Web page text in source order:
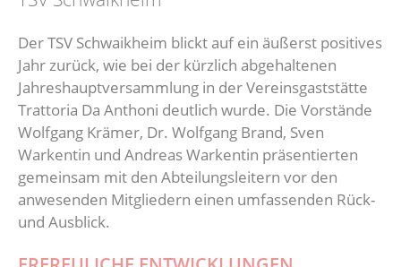
Gesundheitssport
Der TSV Schwaikheim blickt auf ein äußerst positives
Jahr zurück, wie bei der kürzlich abgehaltenen
Jahreshauptversammlung in der Vereinsgaststätte
Trattoria Da Anthoni deutlich wurde. Die Vorstände
Wolfgang Krämer, Dr. Wolfgang Brand, Sven
Warkentin und Andreas Warkentin präsentierten
gemeinsam mit den Abteilungsleitern vor den
anwesenden Mitgliedern einen umfassenden Rück-
und Ausblick.